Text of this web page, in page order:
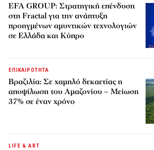
EFA GROUP: Στρατηγική επένδυση
στη Fractal για την ανάπτυξη
προηγμένων αμυντικών τεχνολογιών
σε Ελλάδα και Κύπρο
ΕΠΙΚΑΙΡΟΤΗΤΑ
Βραζιλία: Σε χαμηλό δεκαετίας η
αποψίλωση του Αμαζονίου – Μείωση
37% σε έναν χρόνο
LIFE & ART